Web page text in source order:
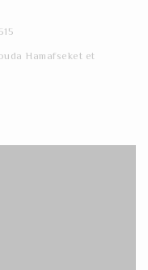
Hamafseket et